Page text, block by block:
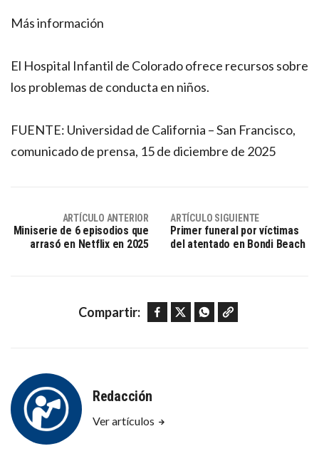
Más información
El Hospital Infantil de Colorado ofrece recursos sobre
los problemas de conducta en niños.
FUENTE: Universidad de California – San Francisco,
comunicado de prensa, 15 de diciembre de 2025
ARTÍCULO ANTERIOR
Miniserie de 6 episodios que
arrasó en Netflix en 2025
ARTÍCULO SIGUIENTE
Primer funeral por víctimas
del atentado en Bondi Beach
Compartir: Facebook Twitter WhatsApp Copy link
Redacción
Ver artículos